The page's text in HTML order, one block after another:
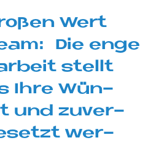
Wert
Die enge
stel­lt
Ihre Wün­
und zu­ver­
wer­